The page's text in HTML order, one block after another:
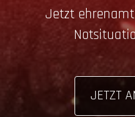
Jetzt
JETZT